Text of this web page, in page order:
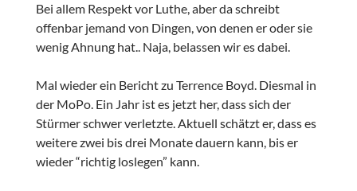
Bei allem Respekt vor Luthe, aber da schreibt
offenbar jemand von Dingen, von denen er oder sie
wenig Ahnung hat.. Naja, belassen wir es dabei.
Mal wieder ein Bericht zu Terrence Boyd. Diesmal in
der MoPo. Ein Jahr ist es jetzt her, dass sich der
Stürmer schwer verletzte. Aktuell schätzt er, dass es
weitere zwei bis drei Monate dauern kann, bis er
wieder “richtig loslegen” kann.